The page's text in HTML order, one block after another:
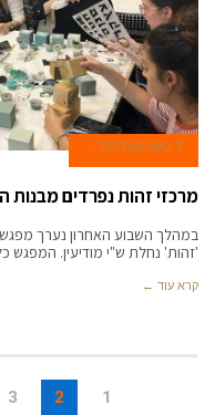
3 באוגוסט 2023
מרכזי זהות נפרדים מבנות
במהלך השבוע האחרון נערך
'זהות' נחלת ש"י מודיעין. המפגש
קרא עוד ←
1
2
3